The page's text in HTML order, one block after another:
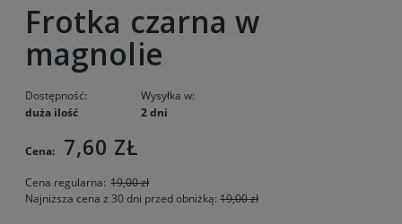
Frotka czarna w
magnolie
Dostępność:
duża ilość
Wysyłka w:
2 dni
Cena: 7,60 ZŁ
Cena regularna: 19,00 zł
Najniższa cena z 30 dni przed obniżką: 19,00 zł